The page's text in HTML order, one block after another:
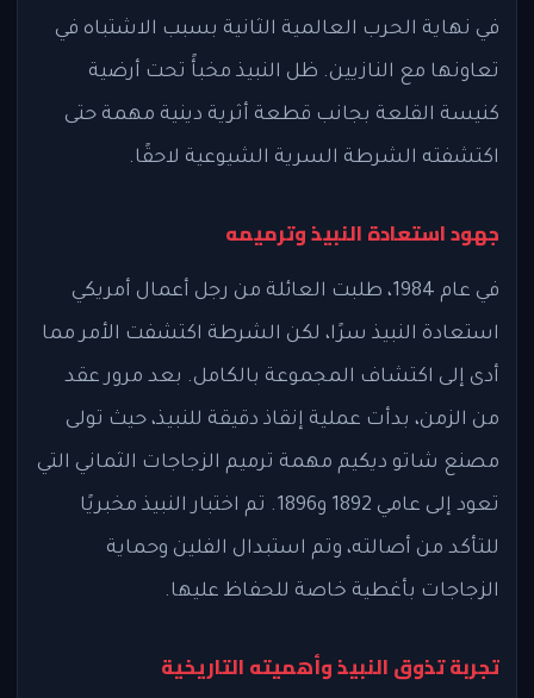
في نهاية الحرب العالمية الثانية بسبب الاشتباه في
تعاونها مع النازيين. ظل النبيذ مخبأً تحت أرضية
كنيسة القلعة بجانب قطعة أثرية دينية مهمة حتى
اكتشفته الشرطة السرية الشيوعية لاحقًا.
جهود استعادة النبيذ وترميمه
في عام 1984، طلبت العائلة من رجل أعمال أمريكي
استعادة النبيذ سرًا، لكن الشرطة اكتشفت الأمر مما
أدى إلى اكتشاف المجموعة بالكامل. بعد مرور عقد
من الزمن، بدأت عملية إنقاذ دقيقة للنبيذ، حيث تولى
مصنع شاتو ديكيم مهمة ترميم الزجاجات الثماني التي
تعود إلى عامي 1892 و1896. تم اختبار النبيذ مخبريًا
للتأكد من أصالته، وتم استبدال الفلين وحماية
الزجاجات بأغطية خاصة للحفاظ عليها.
تجربة تذوق النبيذ وأهميته التاريخية